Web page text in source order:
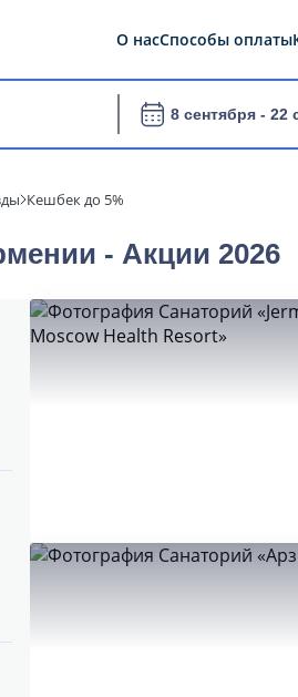
О насСпособы оплаты
8 сентября - 22
Кешбек до 5%
- Акции 2026